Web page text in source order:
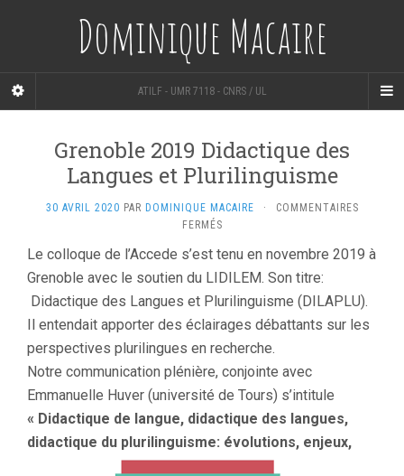
Dominique Macaire
ATILF - UMR 7118 - CNRS / UL
Grenoble 2019 Didactique des
Langues et Plurilinguisme
30 AVRIL 2020 PAR DOMINIQUE MACAIRE ·
COMMENTAIRES
FERMÉSSUR
2019
DIDACTIQUE
DES
LANGUES
ET
PLURILINGUISME
Le colloque de l’Accede s’est tenu en novembre 2019 à
Grenoble avec le soutien du LIDILEM. Son titre:
Didactique des Langues et Plurilinguisme (DILAPLU).
Il entendait apporter des éclairages débattants sur les
perspectives plurilingues en recherche.
Notre communication plénière, conjointe avec
Emmanuelle Huver (université de Tours) s’intitule
« Didactique de langue, didactique des langues,
didactique du plurilinguisme: évolutions, enjeux,